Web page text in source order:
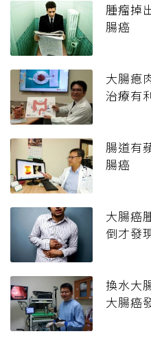
腫瘤掉
腸癌
大腸瘜
治療有
腸道有
腸癌
大腸癌
倒才發
換水大
大腸癌